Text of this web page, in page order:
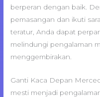
berperan dengan baik.
pemasangan dan ikuti
teratur, Anda dapat
melindungi pengalaman
menggembirakan.
Ganti Kaca Depan
mesti menjadi